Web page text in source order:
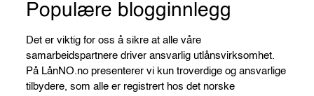
Populære blogginnlegg
Det er viktig for oss å sikre at alle våre
samarbeidspartnere driver ansvarlig utlånsvirksomhet.
På LånNO.no presenterer vi kun troverdige og ansvarlige
tilbydere, som alle er registrert hos det norske